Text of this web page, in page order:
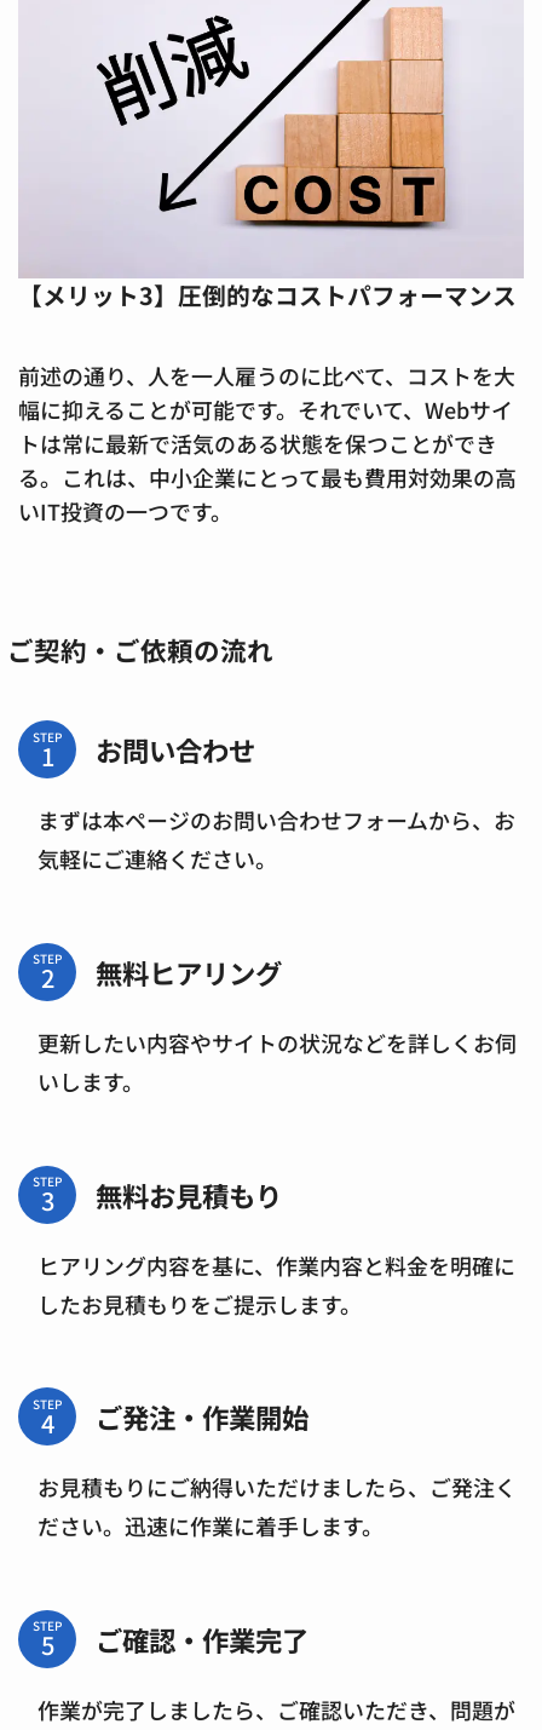
【メリット3】圧倒的なコストパフォーマンス
前述の通り、人を一人雇うのに比べて、コストを大
幅に抑えることが可能です。それでいて、Webサイ
トは常に最新で活気のある状態を保つことができ
る。これは、中小企業にとって最も費用対効果の高
いIT投資の一つです。
ご契約・ご依頼の流れ
STEP お問い合わせ
まずは本ページのお問い合わせフォームから、お
気軽にご連絡ください。
STEP 無料ヒアリング
更新したい内容やサイトの状況などを詳しくお伺
いします。
STEP 無料お見積もり
ヒアリング内容を基に、作業内容と料金を明確に
したお見積もりをご提示します。
STEP ご発注・作業開始
お見積もりにご納得いただけましたら、ご発注く
ださい。迅速に作業に着手します。
STEP ご確認・作業完了
作業が完了しましたら、ご確認いただき、問題が